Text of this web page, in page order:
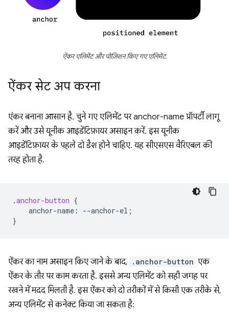
ऐंकर एलिमेंट और पोज़िशन किए गए एलिमेंट.
ऐंकर सेट अप करना
एंकर बनाना आसान है. चुने गए एलिमेंट पर anchor-name प्रॉपर्टी लागू
करें और उसे यूनीक आइडेंटिफ़ायर असाइन करें. इस यूनीक
आइडेंटिफ़ायर के पहले दो डैश होने चाहिए. यह सीएसएस वैरिएबल की
तरह होता है.
.anchor-button {
anchor-name : --anchor-el ;
}
ऐंकर का नाम असाइन किए जाने के बाद, .anchor-button एक
ऐंकर के तौर पर काम करता है. इससे अन्य एलिमेंट को सही जगह पर
रखने में मदद मिलती है. इस ऐंकर को दो तरीकों में से किसी एक तरीके से,
अन्य एलिमेंट से कनेक्ट किया जा सकता है: